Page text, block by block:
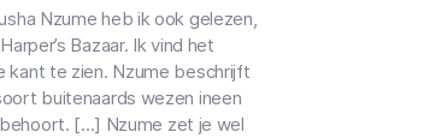
Nzume heb ik ook gelezen,
Bazaar. Ik vind het
kant te zien. Nzume beschrijft
buitenaards wezen ineen
[...] Nzume zet je wel